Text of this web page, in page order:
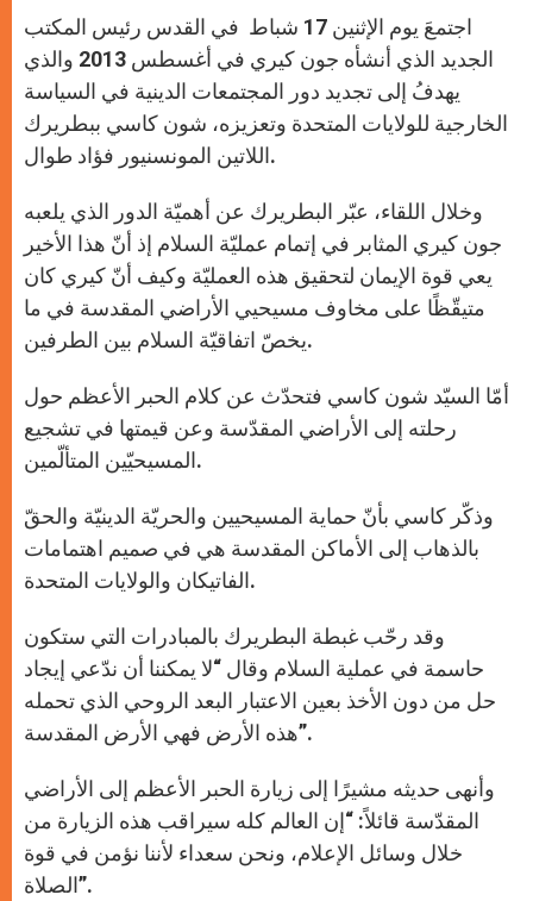
p
g
e
r
k
r
اجتمعَ يوم الإثنين 17 شباط في القدس رئيس المكتب
الجديد الذي أنشأه جون كيري في أغسطس 2013 والذي
يهدفُ إلى تجديد دور المجتمعات الدينية في السياسة
الخارجية للولايات المتحدة وتعزيزه، شون كاسي ببطريرك
اللاتين المونسنيور فؤاد طوال.
وخلال اللقاء، عبّر البطريرك عن أهميّة الدور الذي يلعبه
جون كيري المثابر في إتمام عمليّة السلام إذ أنّ هذا الأخير
يعي قوة الإيمان لتحقيق هذه العمليّة وكيف أنّ كيري كان
متيقّظًا على مخاوف مسيحيي الأراضي المقدسة في ما
يخصّ اتفاقيّة السلام بين الطرفين.
أمّا السيّد شون كاسي فتحدّث عن كلام الحبر الأعظم حول
رحلته إلى الأراضي المقدّسة وعن قيمتها في تشجيع
المسيحيّين المتألّمين.
وذكّر كاسي بأنّ حماية المسيحيين والحريّة الدينيّة والحقّ
بالذهاب إلى الأماكن المقدسة هي في صميم اهتمامات
الفاتيكان والولايات المتحدة.
وقد رحّب غبطة البطريرك بالمبادرات التي ستكون
حاسمة في عملية السلام وقال “لا يمكننا أن ندّعي إيجاد
حل من دون الأخذ بعين الاعتبار البعد الروحي الذي تحمله
هذه الأرض فهي الأرض المقدسة”.
وأنهى حديثه مشيرًا إلى زيارة الحبر الأعظم إلى الأراضي
المقدّسة قائلاً: “إن العالم كله سيراقب هذه الزيارة من
خلال وسائل الإعلام، ونحن سعداء لأننا نؤمن في قوة
الصلاة”.